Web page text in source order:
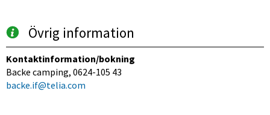
Övrig information
Kontaktinformation/bokning
Backe camping, 0624-105 43
backe.if@telia.com